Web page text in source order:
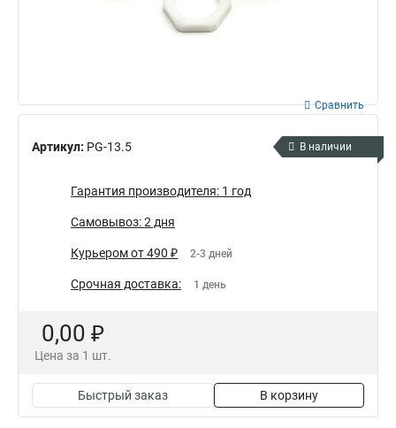
Артикул: PG-13.5
Сравнить
В наличии
Гарантия производителя: 1 год
Самовывоз: 2 дня
Курьером от 490 ₽ 2-3 дней
Срочная доставка: 1 день
0,00 ₽
Цена за 1 шт.
Быстрый заказ В корзину